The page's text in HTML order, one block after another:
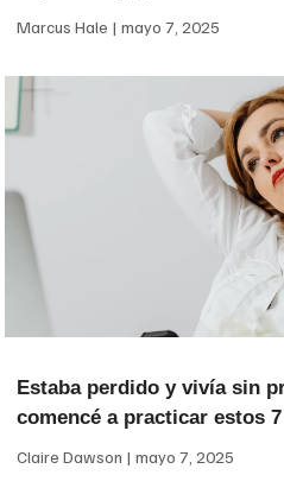
Marcus Hale mayo 7, 2025
Estaba perdido y vivía sin
comencé a practicar estos
Claire Dawson mayo 7, 2025